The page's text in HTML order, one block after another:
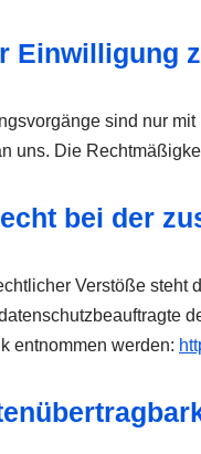
Einwilligung
sind nur
uns. Die
bei der
Verstöße
entnommen werden: